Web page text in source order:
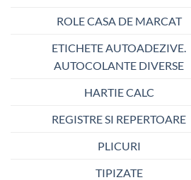
ROLE CASA DE MARCAT
ETICHETE AUTOADEZIVE.
AUTOCOLANTE DIVERSE
HARTIE CALC
REGISTRE SI REPERTOARE
PLICURI
TIPIZATE